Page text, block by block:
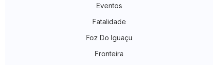
Eventos
Fatalidade
Foz Do Iguaçu
Fronteira